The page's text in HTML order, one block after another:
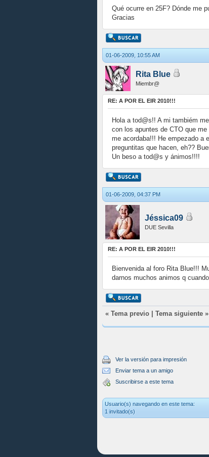
Qué ocurre en 25F? Dónde me
Gracias
01-06-2009, 10:55 AM
Rita Blue
Miembr@
RE: A POR EL EIR 2010!!!
Hola a tod@s!! A mi tambiém
con los apuntes de CTO que
me acordaba!!! He empezado a
preguntitas que hacen, eh??
Un beso a tod@s y ánimos!!!!
01-06-2009, 04:37 PM
Jéssica09
DUE Sevilla
RE: A POR EL EIR 2010!!!
Bienvenida al foro Rita Blue!!!
darnos muchos animos q
« Tema previo Tema siguiente »
Ver la versión para impresión
Enviar tema a un amigo
Suscribirse a este tema
Usuario(s) navegando en este tema:
1 invitado(s)